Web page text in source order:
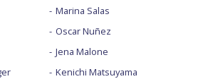
Marina Salas
Oscar Nuñez
Jena Malone
Kenichi Matsuyama